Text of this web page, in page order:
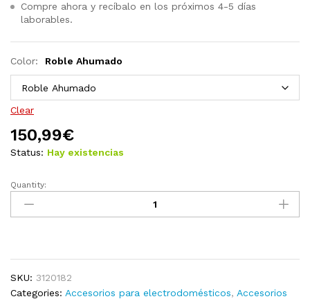
Compre ahora y recíbalo en los próximos 4-5 días
laborables.
Color: Roble Ahumado
Clear
150,99€
Status: Hay existencias
Armario
lavadora
Quantity:
SKU: 3120182
Categories: Accesorios para electrodomésticos, Accesorios